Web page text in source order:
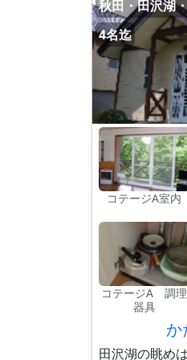
秋田・田沢湖
4名迄
コテージA室内
コテージA 調理
器具
か
田沢湖の眺め